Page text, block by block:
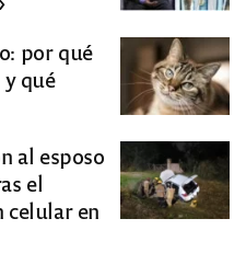
por qué
qué
al esposo
el
en